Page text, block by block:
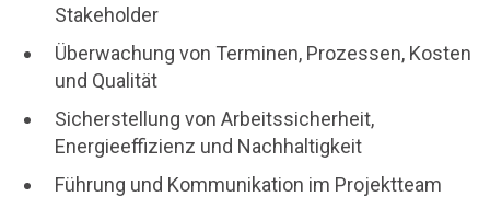
Stakeholder
Überwachung von Terminen, Prozessen, Kosten
und Qualität
Sicherstellung von Arbeitssicherheit,
Energieeffizienz und Nachhaltigkeit
Führung und Kommunikation im Projektteam